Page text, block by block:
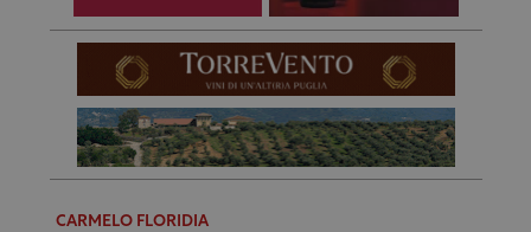
CARMELO FLORIDIA